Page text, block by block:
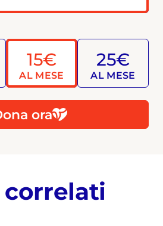
15€
AL MESE
25€
AL MESE
ora